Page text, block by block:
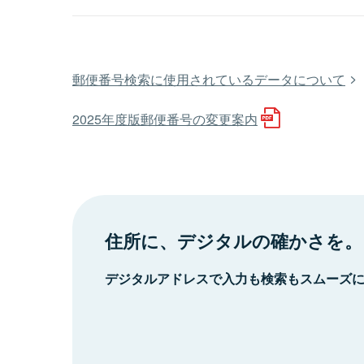
郵便番号検索に使用されているデータについて
2025年度版郵便番号の変更案内
住所に、デジタルの確かさを。
デジタルアドレスで入力も検索もスムーズ